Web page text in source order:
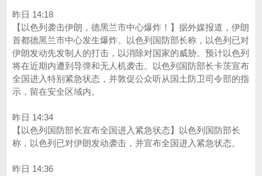
昨日 14:18
【以色列袭击伊朗，德黑兰市中心爆炸！】据外媒报道，伊朗
首都德黑兰市中心发生爆炸。以色列国防部长称，以色列已对
伊朗发动先发制人的打击，以消除对国家的威胁。预计以色列
将在近期内遭到导弹和无人机袭击。以色列国防部长卡茨宣布
全国进入特别紧急状态，并敦促公众听从国土防卫司令部的指
示，留在安全区域内。
昨日 14:34
【以色列国防部长宣布全国进入紧急状态】以色列国防部长
称，以色列已对伊朗发动袭击，并宣布全国进入紧急状态。
昨日 14:36